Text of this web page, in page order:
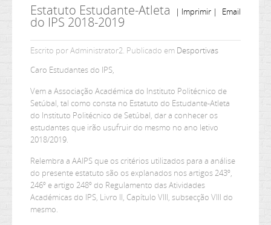
Email
| Imprimir |
Estatuto Estudante-Atleta
do IPS 2018-2019
Escrito por Administrator2. Publicado em Desportivas
Caro Estudantes do IPS,
Vem a Associação Académica do Instituto Politécnico de
Setúbal, tal como consta no Estatuto do Estudante-Atleta
do Instituto Politécnico de Setúbal, dar a conhecer os
estudantes que irão usufruir do mesmo no ano letivo
2018/2019.
Relembra a AAIPS que os critérios utilizados para a análise
do presente estatuto são os explanados nos artigos 243º,
246º e artigo 248º do Regulamento das Atividades
Académicas do IPS, Livro II, Capítulo VIII, subsecção VIII do
mesmo.